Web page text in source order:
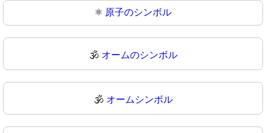
⚛ 原子のシンボル
🕉️ オームのシンボル
🕉 オームシンボル